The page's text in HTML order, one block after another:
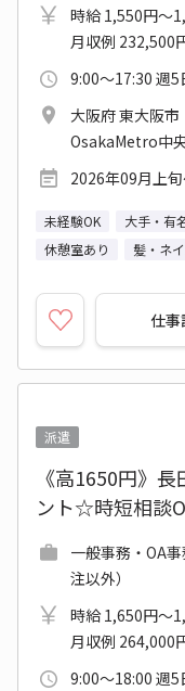
時給 1,550円～
月収例 232,500
9:00～17:30 週
大阪府 東大阪市
OsakaMetro中
2026年09月上
未経験OK 大手・有
休憩室あり
髪・ネ
仕
派遣
《高1650円》
ント☆時短相談
一般事務・OA
注以外）
時給 1,650円～
月収例 264,000
9:00～18:00 週